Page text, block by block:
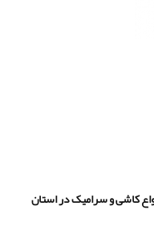
کاشی و سرامیک در استان